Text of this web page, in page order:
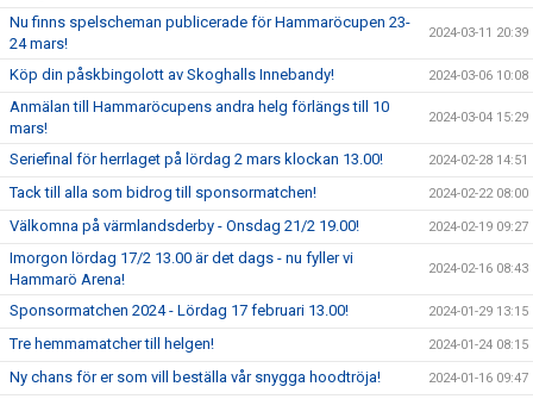
Nu finns spelscheman publicerade för Hammaröcupen 23-
24 mars!
2024-03-11 20:39
Köp din påskbingolott av Skoghalls Innebandy! 2024-03-06 10:08
Anmälan till Hammaröcupens andra helg förlängs till 10
mars!
2024-03-04 15:29
Seriefinal för herrlaget på lördag 2 mars klockan 13.00! 2024-02-28 14:51
Tack till alla som bidrog till sponsormatchen! 2024-02-22 08:00
Välkomna på värmlandsderby - Onsdag 21/2 19.00! 2024-02-19 09:27
Imorgon lördag 17/2 13.00 är det dags - nu fyller vi
Hammarö Arena!
2024-02-16 08:43
Sponsormatchen 2024 - Lördag 17 februari 13.00! 2024-01-29 13:15
Tre hemmamatcher till helgen! 2024-01-24 08:15
Ny chans för er som vill beställa vår snygga hoodtröja! 2024-01-16 09:47